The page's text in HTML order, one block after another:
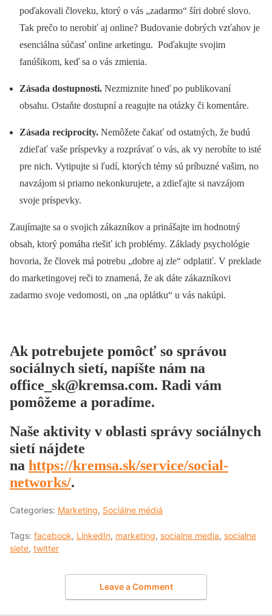
poďakovali človeku, ktorý o vás „zadarmo“ šíri dobré slovo.
Tak prečo to nerobiť aj online? Budovanie dobrých vzťahov je
esenciálna súčasť online arketingu. Poďakujte svojim
fanúšikom, keď sa o vás zmienia.
Zásada dostupnosti. Nezmiznite hneď po publikovaní
obsahu. Ostaňte dostupní a reagujte na otázky či komentáre.
Zásada reciprocity. Nemôžete čakať od ostatných, že budú
zdieľať vaše príspevky a rozprávať o vás, ak vy nerobíte to isté
pre nich. Vytipujte si ľudí, ktorých témy sú príbuzné vašim, no
navzájom si priamo nekonkurujete, a zdieľajte si navzájom
svoje príspevky.
Zaujímajte sa o svojich zákazníkov a prinášajte im hodnotný
obsah, ktorý pomáha riešiť ich problémy. Základy psychológie
hovoria, že človek má potrebu „dobre aj zle“ odplatiť. V preklade
do marketingovej reči to znamená, že ak dáte zákazníkovi
zadarmo svoje vedomosti, on „na oplátku“ u vás nakúpi.
Ak potrebujete pomôcť so správou
sociálnych sietí, napíšte nám na
office_sk@kremsa.com. Radi vám
pomôžeme a poradíme.
Naše aktivity v oblasti správy sociálnych
sietí nájdete
na https://kremsa.sk/service/social-
networks/.
Categories: Marketing, Sociálne médiá
Tags: facebook, LinkedIn, marketing, socialne media, socialne
siete, twitter
Leave a Comment